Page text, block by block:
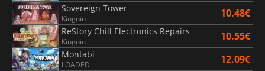
Sovereign Tower
Kinguin 10.48€
ReStory Chill Electronics Repairs
Kinguin 10.55€
Montabi
LOADED 12.09€